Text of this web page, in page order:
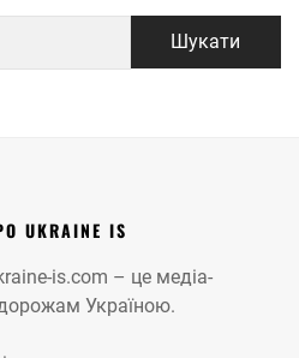
UKRAINE IS
is.com – це медіа-
Україною.